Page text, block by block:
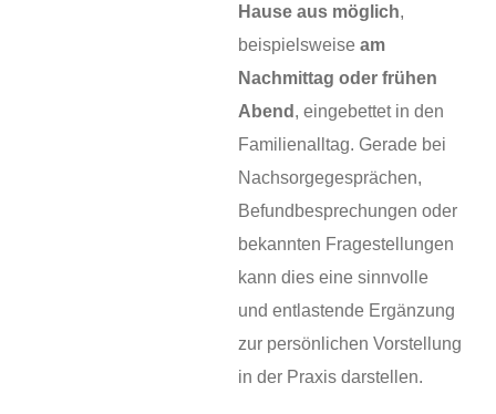
Hause aus möglich,
beispielsweiseam
Nachmittag oder frühen
Abend , eingebettet in den
Familienalltag. Gerade bei
Nachsorgegesprächen,
Befundbesprechungen oder
bekannten Fragestellungen
kann dies eine sinnvolle
und entlastende Ergänzung
zur persönlichen Vorstellung
in der Praxis darstellen.